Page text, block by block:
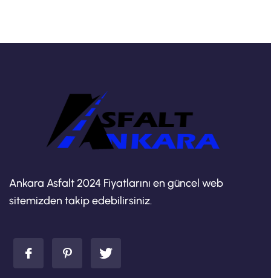
Ankara Asfalt 2024 Fiyatlarını en güncel web
sitemizden takip edebilirsiniz.